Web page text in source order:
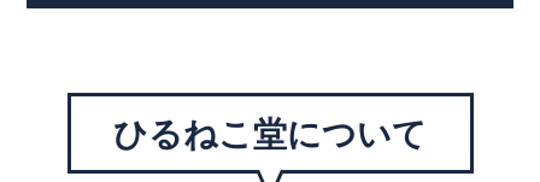
ひるねこ堂について